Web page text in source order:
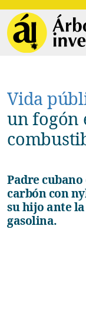
Vida
un fogón
Padre cubano enciende una hornilla de
carbón con
su hijo ante
gasolina.